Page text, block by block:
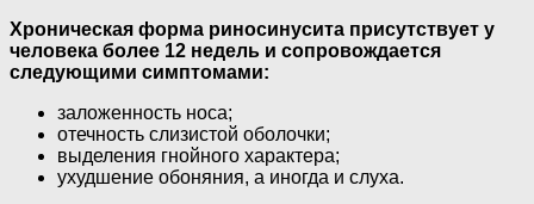
Хроническая форма риносинусита присутствует у
человека более 12 недель и сопровождается
следующими симптомами:
заложенность носа;
отечность слизистой оболочки;
выделения гнойного характера;
ухудшение обоняния, а иногда и слуха.